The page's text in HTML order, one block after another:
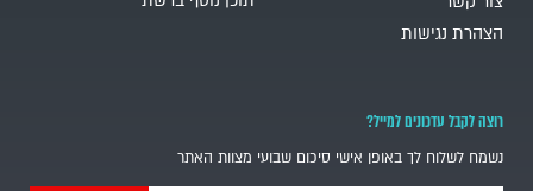
הצהרת נגישות
רוצה לקבל עדכונים למייל?
נשמח לשלוח לך באופן אישי סיכום שבועי מצוות האתר